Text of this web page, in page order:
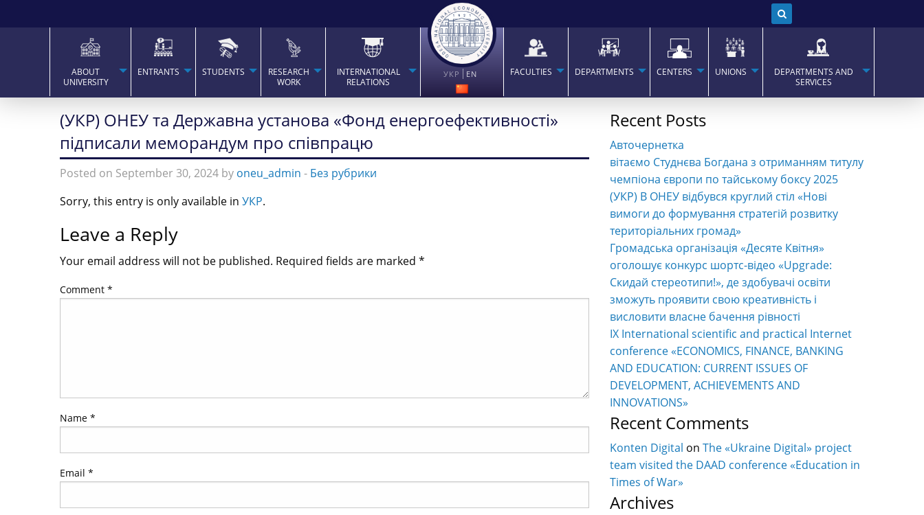
ABOUT
UNIVERSITY
ENTRANTS STUDENTS
RESEARCH
WORK
INTERNATIONAL
RELATIONS
УКР EN FACULTIES DEPARTMENTS CENTERS UNIONS
DEPARTMENTS AND
SERVICES
(УКР) ОНЕУ та Державна установа «Фонд енергоефективності»
підписали меморандум про співпрацю
Posted on September 30, 2024 by oneu_admin - Без рубрики
Sorry, this entry is only available in УКР.
Leave a Reply
Your email address will not be published. Required fields are marked *
Comment *
Name *
Email *
Recent Posts
Авточернетка
вітаємо Студнєва Богдана з отриманням титулу
чемпіона європи по тайському боксу 2025
(УКР) В ОНЕУ відбувся круглий стіл «Нові
вимоги до формування стратегій розвитку
територіальних громад»
Громадська організація «Десяте Квітня»
оголошує конкурс шортс-відео «Upgrade:
Скидай стереотипи!», де здобувачі освіти
зможуть проявити свою креативність і
висловити власне бачення рівності
IX International scientific and practical Internet
conference «ECONOMICS, FINANCE, BANKING
AND EDUCATION: CURRENT ISSUES OF
DEVELOPMENT, ACHIEVEMENTS AND
INNOVATIONS»
Recent Comments
Konten Digital onThe «Ukraine Digital» project
team visited the DAAD conference «Education in
Times of War»
Archives